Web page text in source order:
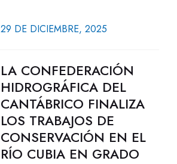
29 DE DICIEMBRE, 2025
LA CONFEDERACIÓN
HIDROGRÁFICA DEL
CANTÁBRICO FINALIZA
LOS TRABAJOS DE
CONSERVACIÓN EN EL
RÍO CUBIA EN GRADO